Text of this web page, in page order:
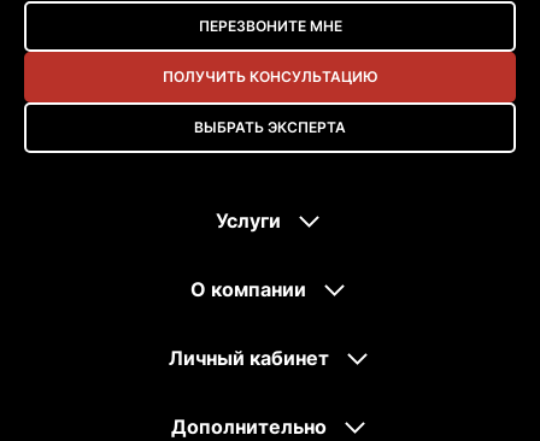
ПЕРЕЗВОНИТЕ МНЕ
ПОЛУЧИТЬ КОНСУЛЬТАЦИЮ
ВЫБРАТЬ ЭКСПЕРТА
Услуги
О компании
Личный кабинет
Дополнительно